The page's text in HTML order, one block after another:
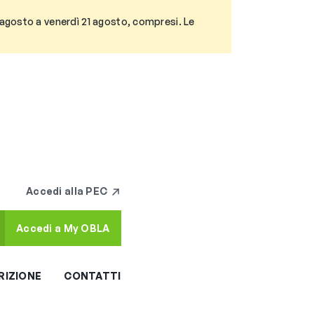
a venerdì 21 agosto, compresi. Le
Accedi alla PEC
Accedi a My OBLA
CONTATTI